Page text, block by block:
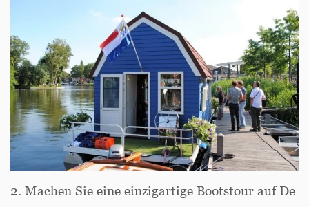
2. Machen Sie eine einzigartige Bootstour auf De